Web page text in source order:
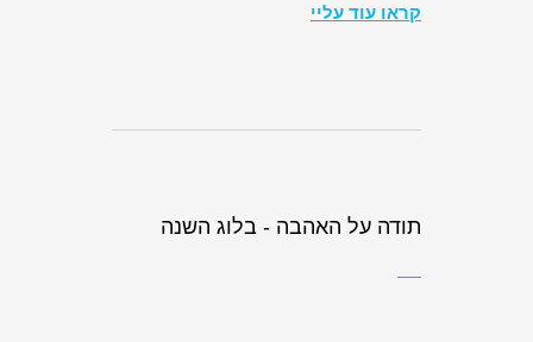
קראו עוד עליי
תודה על האהבה - בלוג השנה